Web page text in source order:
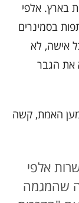
בארץ. אלפי
בסמינרים
אישה, לא
את הגבר
האמת, קשה
אלפי
שהמגמה